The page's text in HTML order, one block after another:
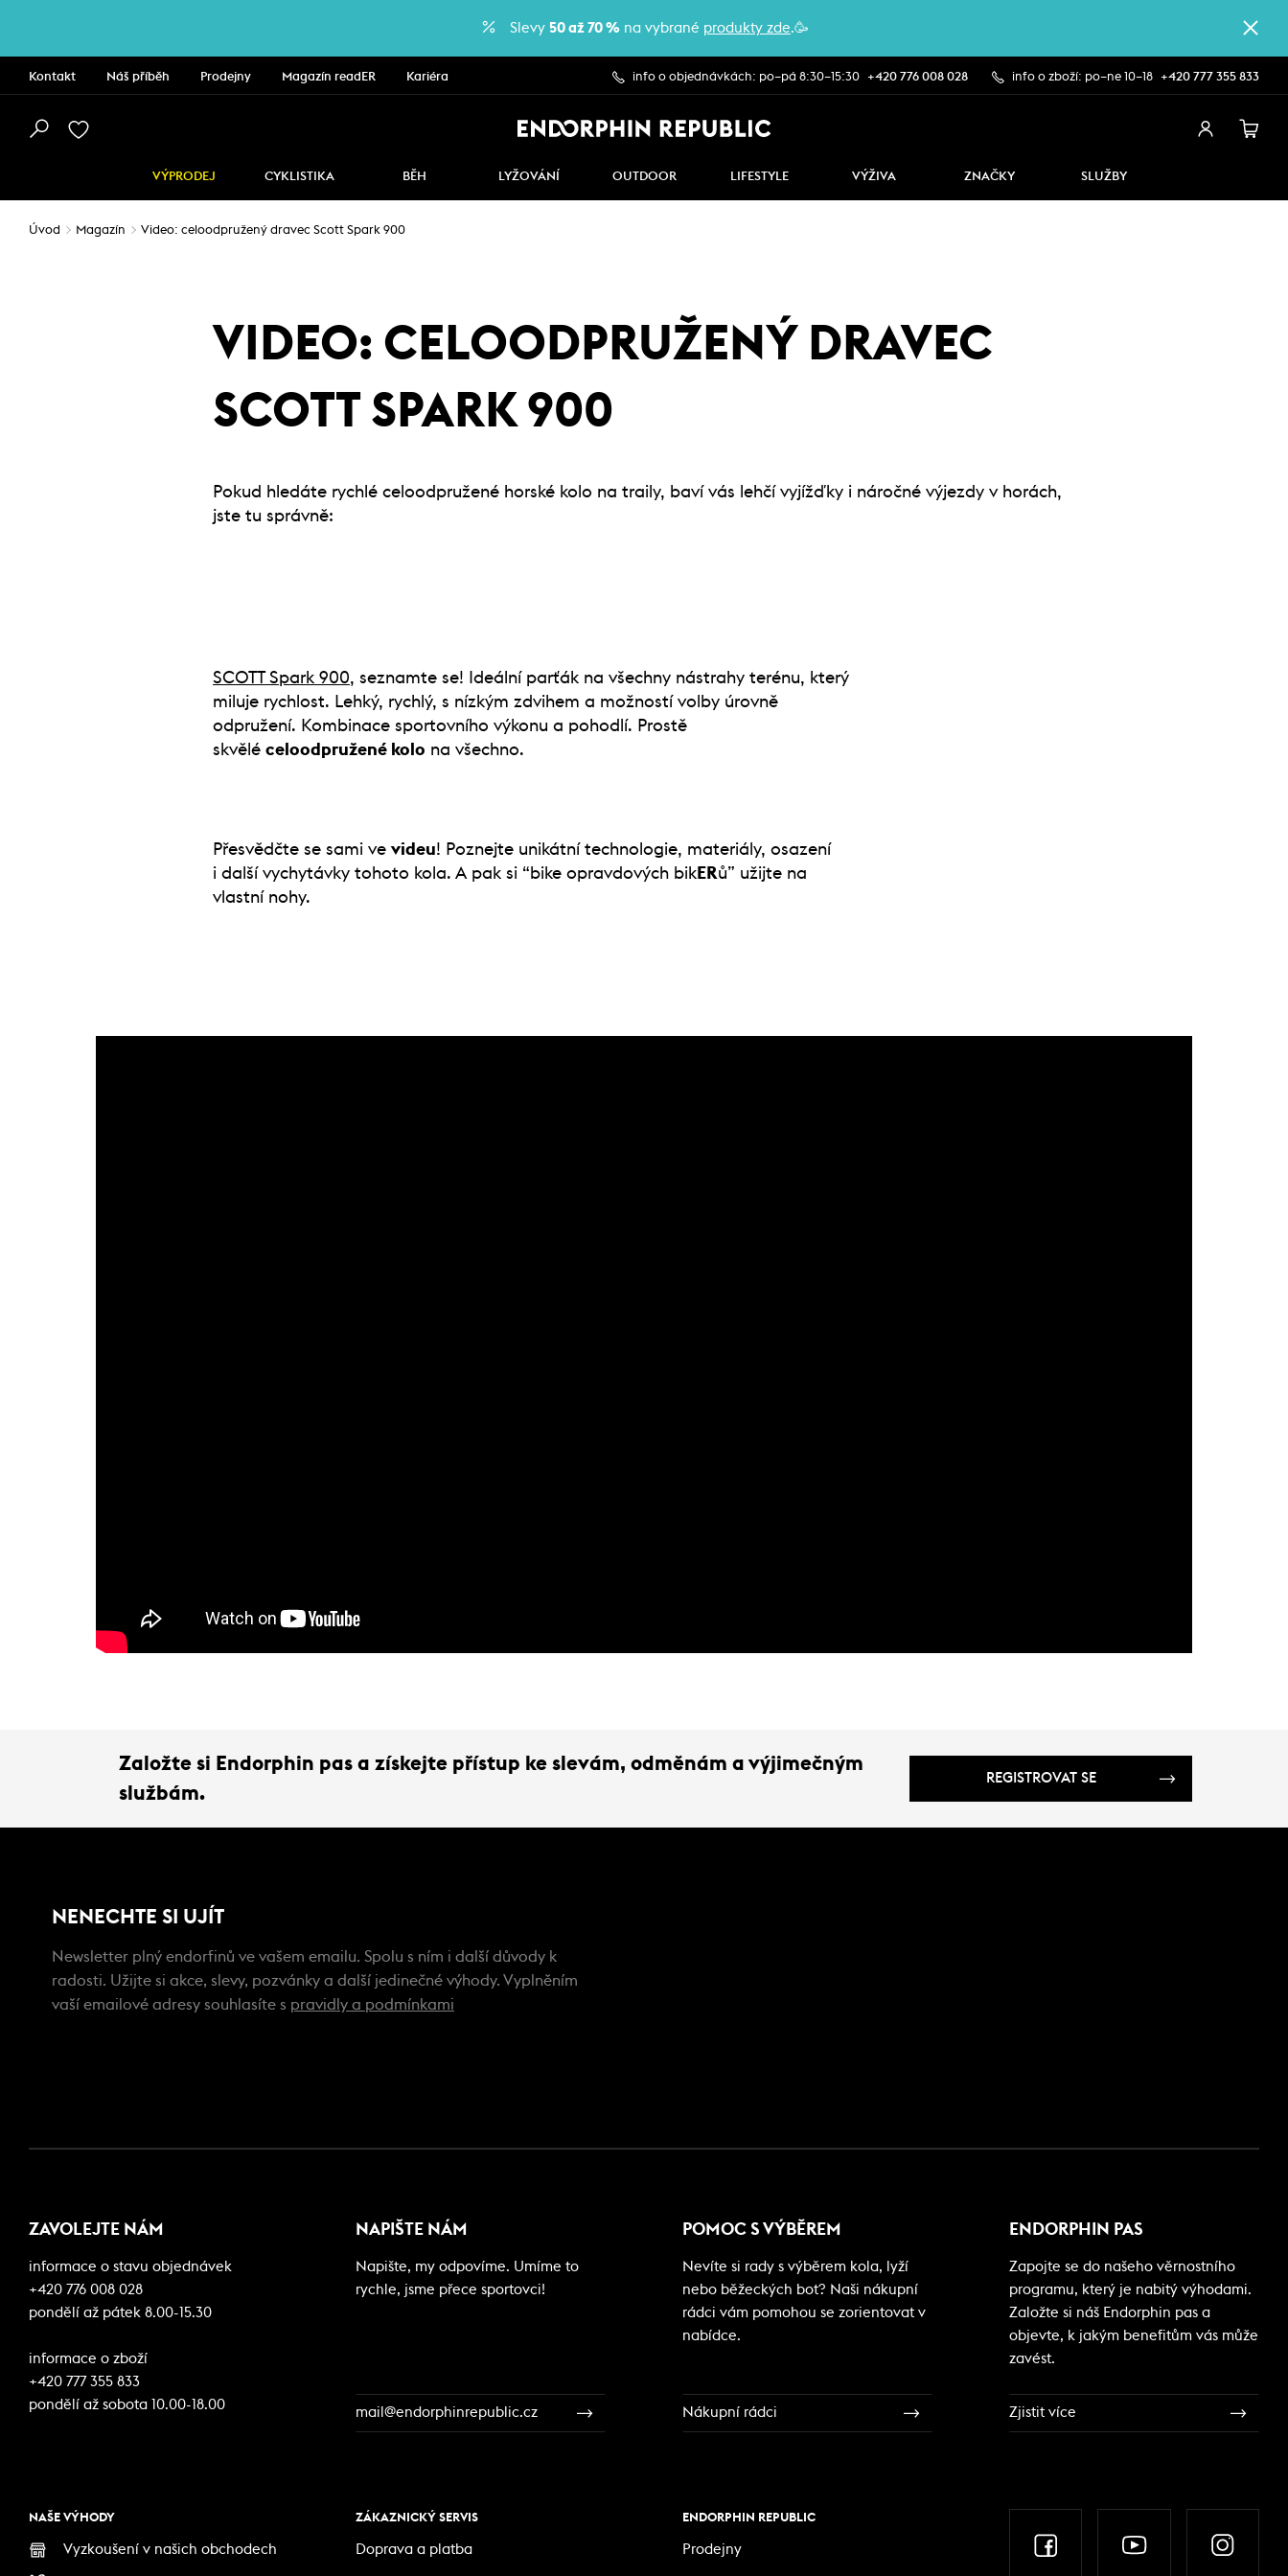
Slevy 50 až 70 % na vybrané produkty zde.🥳
Kontakt Náš příběh Prodejny Magazín readER Kariéra info o objednávkách: po–pá 8:30–15:30 +420 776 008 028 info o zboží: po–ne 10–18 +420 777 355 833
VÝPRODEJ CYKLISTIKA BĚH LYŽOVÁNÍ OUTDOOR LIFESTYLE VÝŽIVA ZNAČKY SLUŽBY
Úvod Magazín Video: celoodpružený dravec Scott Spark 900
VIDEO: CELOODPRUŽENÝ DRAVEC
SCOTT SPARK 900
Pokud hledáte rychlé celoodpružené horské kolo na traily, baví vás lehčí vyjížďky i náročné výjezdy v horách,
jste tu správně:
SCOTT Spark 900, seznamte se! Ideální parťák na všechny nástrahy terénu, který
miluje rychlost. Lehký, rychlý, s nízkým zdvihem a možností volby úrovně
odpružení. Kombinace sportovního výkonu a pohodlí. Prostě
skvělé celoodpružené kolo na všechno.
Přesvědčte se sami ve videu! Poznejte unikátní technologie, materiály, osazení
i další vychytávky tohoto kola. A pak si “bike opravdových bik ERů” užijte na
vlastní nohy.
Založte si Endorphin pas a získejte přístup ke slevám, odměnám a výjimečným
službám.
REGISTROVAT SE
NENECHTE SI UJÍT
Newsletter plný endorfinů ve vašem emailu. Spolu s ním i další důvody k
radosti. Užijte si akce, slevy, pozvánky a další jedinečné výhody. Vyplněním
vaší emailové adresy souhlasíte s pravidly a podmínkami
ZAVOLEJTE NÁM
informace o stavu objednávek
+420 776 008 028
pondělí až pátek 8.00-15.30
informace o zboží
+420 777 355 833
pondělí až sobota 10.00-18.00
NAPIŠTE NÁM
Napište, my odpovíme. Umíme to
rychle, jsme přece sportovci!
mail@endorphinrepublic.cz
POMOC S VÝBĚREM
Nevíte si rady s výběrem kola, lyží
nebo běžeckých bot? Naši nákupní
rádci vám pomohou se zorientovat v
nabídce.
Nákupní rádci
ENDORPHIN PAS
Zapojte se do našeho věrnostního
programu, který je nabitý výhodami.
Založte si náš Endorphin pas a
objevte, k jakým benefitům vás může
zavést.
Zjistit více
NAŠE VÝHODY
Vyzkoušení v našich obchodech
ZÁKAZNICKÝ SERVIS
Doprava a platba
ENDORPHIN REPUBLIC
Prodejny